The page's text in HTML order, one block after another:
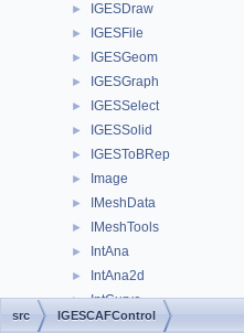
► IGESDraw
► IGESFile
► IGESGeom
► IGESGraph
► IGESSelect
► IGESSolid
► IGESToBRep
► Image
► IMeshData
► IMeshTools
► IntAna
► IntAna2d
► IntCurve
► IntCurvesFace
src IGESCAFControl